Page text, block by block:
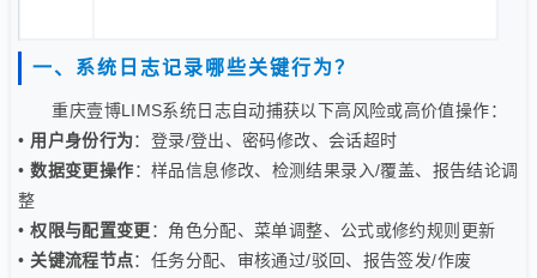
一、系统日志记录哪些关键行为？
重庆壹博LIMS系统日志自动捕获以下高风险或高价值操作：
• 用户身份行为：登录/登出、密码修改、会话超时
•数据变更操作：样品信息修改、检测结果录入/覆盖、报告结论调
整
•权限与配置变更：角色分配、菜单调整、公式或修约规则更新
• 关键流程节点：任务分配、审核通过/驳回、报告签发/作废